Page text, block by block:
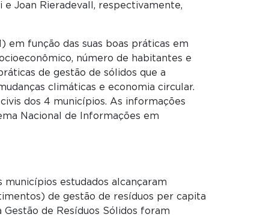
e Joan Rieradevall, respectivamente,
em função das suas boas práticas em
número de habitantes e
de gestão de sólidos que a
climáticas e economia circular.
dos 4 municípios. As informações
Nacional de Informações em
municípios estudados alcançaram
de gestão de resíduos per capita
de Resíduos Sólidos foram